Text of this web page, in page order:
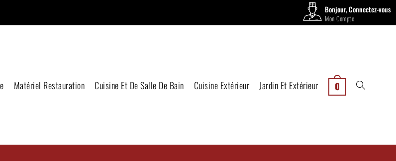
Bonjour, Connectez-vous
Mon Compte
Matériel Restauration Cuisine Et De Salle De Bain Cuisine Extérieur Jardin Et Extérieur 0